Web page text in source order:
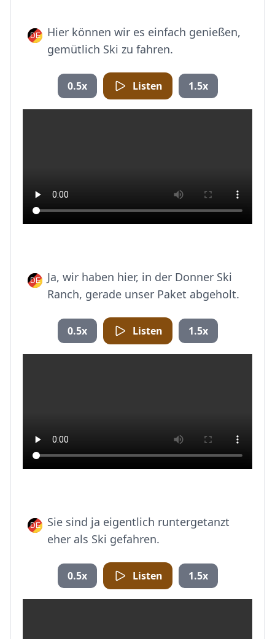
Hier können wir es einfach genießen,
gemütlich Ski zu fahren.
0.5x Listen 1.5x
Ja, wir haben hier, in der Donner Ski
Ranch, gerade unser Paket abgeholt.
0.5x Listen 1.5x
Sie sind ja eigentlich runtergetanzt
eher als Ski gefahren.
0.5x Listen 1.5x